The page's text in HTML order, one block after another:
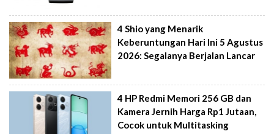
4 Shio yang Menarik
Keberuntungan Hari Ini 5 Agustus
2026: Segalanya Berjalan Lancar
4 HP Redmi Memori 256 GB dan
Kamera Jernih Harga Rp1 Jutaan,
Cocok untuk Multitasking